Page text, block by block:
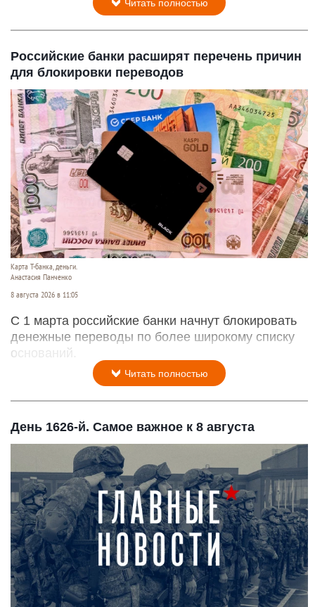
Читать полностью
Российские банки расширят перечень причин
для блокировки переводов
Карта Т-банка, деньги.
Анастасия Панченко
8 августа 2026 в 11:05
С 1 марта российские банки начнут блокировать
денежные переводы по более широкому списку
оснований.
Читать полностью
День 1626-й. Самое важное к 8 августа